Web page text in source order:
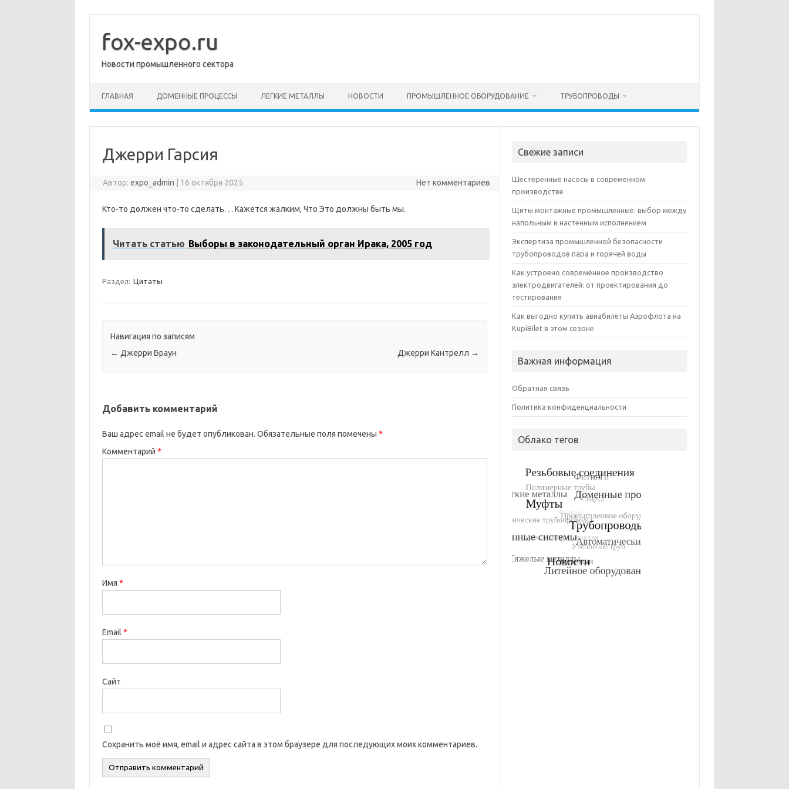
содержимому
fox-expo.ru
Новости промышленного сектора
ГЛАВНАЯ ДОМЕННЫЕ ПРОЦЕССЫ ЛЕГКИЕ МЕТАЛЛЫ НОВОСТИ ПРОМЫШЛЕННОЕ ОБОРУДОВАНИЕ ТРУБОПРОВОДЫ
Джерри Гарсия
Автор:expo_admin 16 октября 2025 Нет комментариев
Кто-то должен что-то сделать. . . Кажется жалким, Что Это должны быть мы.
Читать статью Выборы в законодательный орган Ирака, 2005 год
Раздел: Цитаты
Навигация по записям
← Джерри Браун Джерри Кантрелл →
Добавить комментарий
Ваш адрес email не будет опубликован. Обязательные поля помечены *
Комментарий *
Имя *
Email *
Сайт
Сохранить моё имя, email и адрес сайта в этом браузере для последующих моих комментариев.
Свежие записи
Шестеренные насосы в современном
производстве
Щиты монтажные промышленные: выбор между
напольным и настенным исполнением
Экспертиза промышленной безопасности
трубопроводов пара и горячей воды
Как устроено современное производство
электродвигателей: от проектирования до
тестирования
Как выгодно купить авиабилеты Аэрофлота на
KupiBilet в этом сезоне
Важная информация
Обратная связь
Политика конфиденциальности
Облако тегов